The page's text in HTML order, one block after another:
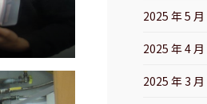
2025 年 5 月
2025 年 4 月
2025 年 3 月